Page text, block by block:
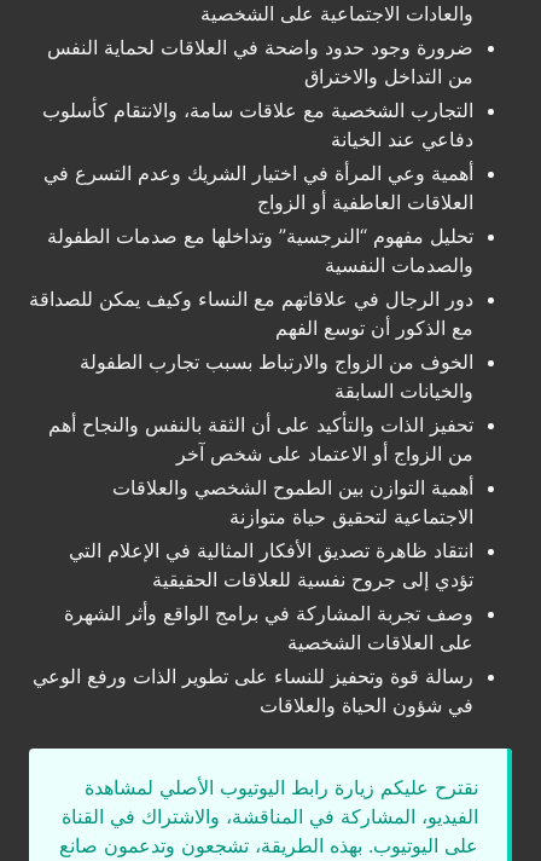
والعادات الاجتماعية على الشخصية
ضرورة وجود حدود واضحة في العلاقات لحماية النفس
من التداخل والاختراق
التجارب الشخصية مع علاقات سامة، والانتقام كأسلوب
دفاعي عند الخيانة
أهمية وعي المرأة في اختيار الشريك وعدم التسرع في
العلاقات العاطفية أو الزواج
تحليل مفهوم “النرجسية” وتداخلها مع صدمات الطفولة
والصدمات النفسية
دور الرجال في علاقاتهم مع النساء وكيف يمكن للصداقة
مع الذكور أن توسع الفهم
الخوف من الزواج والارتباط بسبب تجارب الطفولة
والخيانات السابقة
تحفيز الذات والتأكيد على أن الثقة بالنفس والنجاح أهم
من الزواج أو الاعتماد على شخص آخر
أهمية التوازن بين الطموح الشخصي والعلاقات
الاجتماعية لتحقيق حياة متوازنة
انتقاد ظاهرة تصديق الأفكار المثالية في الإعلام التي
تؤدي إلى جروح نفسية للعلاقات الحقيقية
وصف تجربة المشاركة في برامج الواقع وأثر الشهرة
على العلاقات الشخصية
رسالة قوة وتحفيز للنساء على تطوير الذات ورفع الوعي
في شؤون الحياة والعلاقات
نقترح عليكم زيارة رابط اليوتيوب الأصلي لمشاهدة
الفيديو، المشاركة في المناقشة، والاشتراك في القناة
على اليوتيوب. بهذه الطريقة، تشجعون وتدعمون صانع